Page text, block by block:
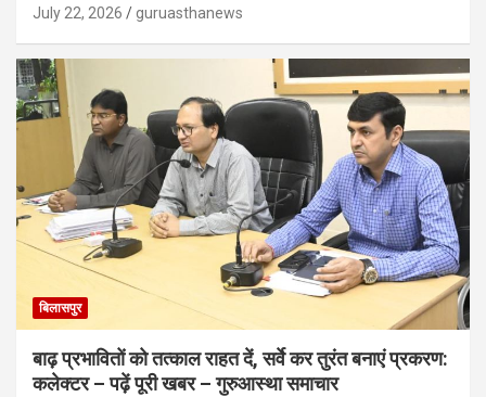
July 22, 2026 guruasthanews
बिलासपुर
बाढ़ प्रभावितों को तत्काल राहत दें, सर्वे कर तुरंत बनाएं प्रकरण:
कलेक्टर – पढ़ें पूरी खबर – गुरुआस्था समाचार